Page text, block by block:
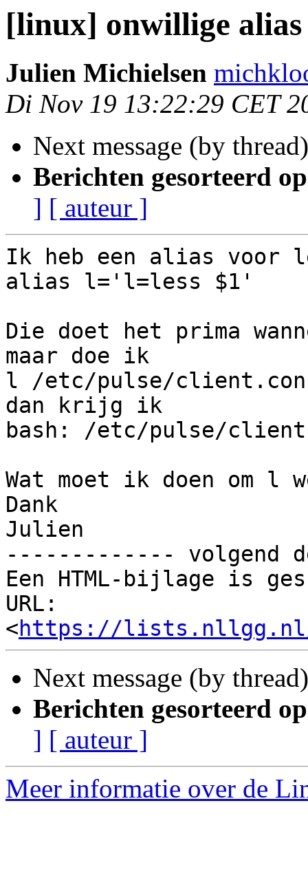
[linux] onwillige alias
Julien Michielsen
Di Nov 19 13:22:29 CET
Next message (by
Berichten gesorteerd
] [ auteur ]
Ik heb een alias voor
alias l='l=less $1'
Die doet het prima
maar doe ik
l /etc/pulse/
dan krijg ik
bash: /etc/pulse/
Wat moet ik doen om l
Dank
Julien
------------- volgend
Een HTML-bijlage is
URL:
<https://lists.nllgg.nl/
Next message (by
Berichten gesorteerd
] [ auteur ]
Meer informatie over de